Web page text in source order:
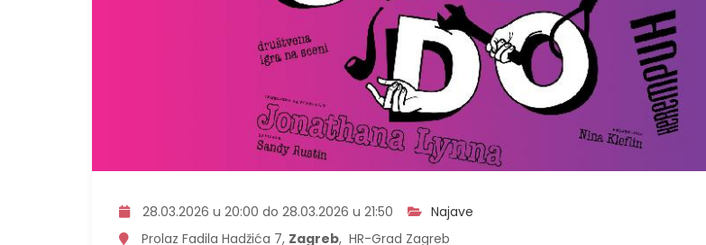
28.03.2026 u 20:00 do 28.03.2026 u 21:50
Najave
Prolaz Fadila Hadžića 7, Zagreb, HR-Grad Zagreb